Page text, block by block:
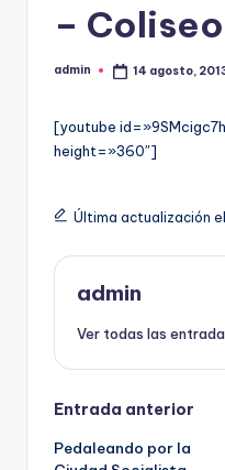
–
Publicado
admin 14 agosto,
[youtube
height=»360″]
Última actualización
admin
Ver todas las
Navegación
de
Entrada anterior
Pedaleando por la